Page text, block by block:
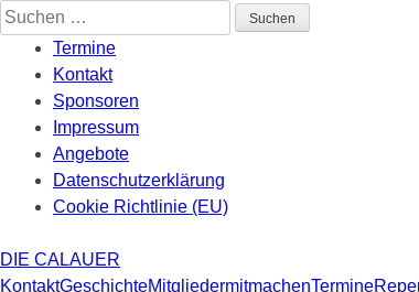
Skip
to
content
Suchen
nach:
Termine
Kontakt
Sponsoren
Impressum
Angebote
Datenschutzerklärung
Cookie Richtlinie (EU)
DIE CALAUER
KontaktGeschichteMitgliedermitmachenTermine